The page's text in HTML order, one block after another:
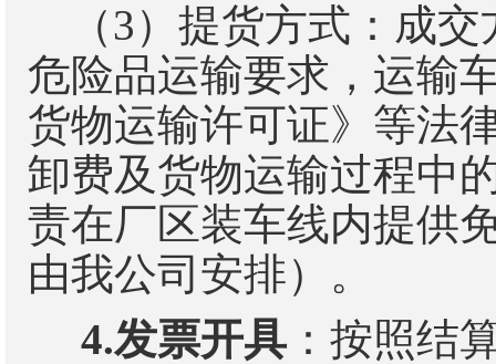
（3）提货方式：成
危险品运输要求，运输
货物运输许可证》等法
卸费及货物运输过程中
责在厂区装车线内提供
由我公司安排）。
4.发票开具 ：按照结